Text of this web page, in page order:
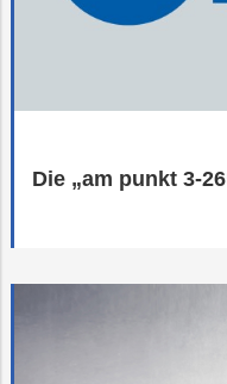
Die „am punkt 3-